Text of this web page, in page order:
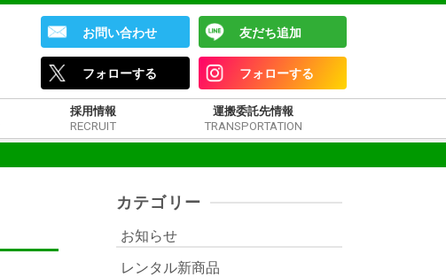
お問い合わせ 友だち追加
フォローする フォローする
採用情報
RECRUIT
運搬委託先情報
TRANSPORTATION
カテゴリー
お知らせ
レンタル新商品